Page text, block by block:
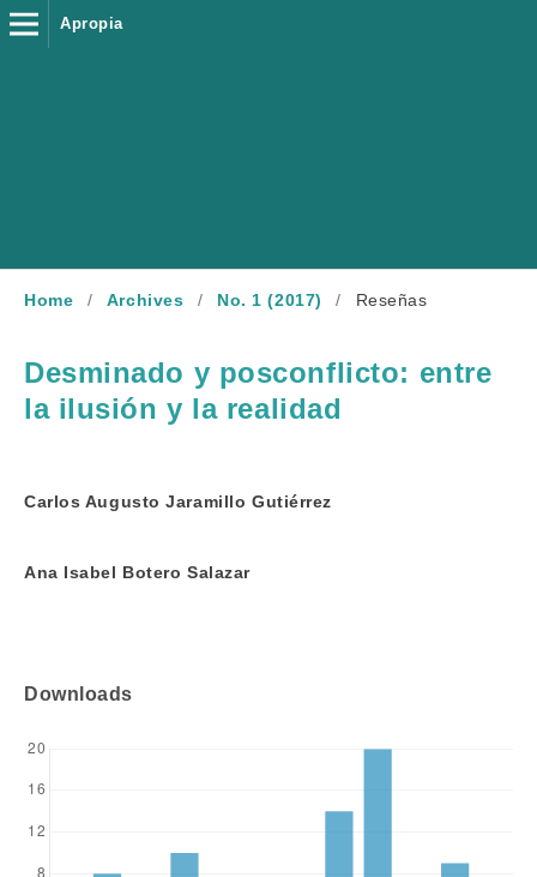
Apropia
Home / Archives / No. 1 (2017) / Reseñas
Desminado y posconflicto: entre
la ilusión y la realidad
Carlos Augusto Jaramillo Gutiérrez
Ana Isabel Botero Salazar
Downloads